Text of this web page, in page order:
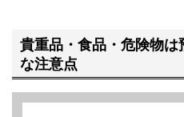
貴重品・食品・危険物
な注意点